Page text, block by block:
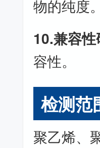
物的纯度。
10.兼容
容性。
检测范
聚乙烯、